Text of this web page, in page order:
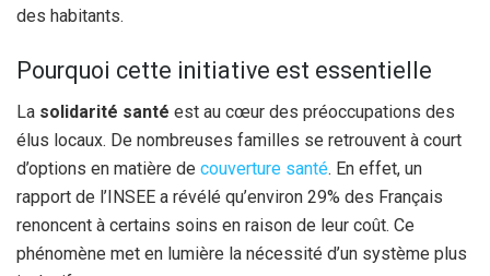
des habitants.
Pourquoi cette initiative est essentielle
La solidarité santé est au cœur des préoccupations des
élus locaux. De nombreuses familles se retrouvent à court
d’options en matière de couverture santé. En effet, un
rapport de l’INSEE a révélé qu’environ 29% des Français
renoncent à certains soins en raison de leur coût. Ce
phénomène met en lumière la nécessité d’un système plus